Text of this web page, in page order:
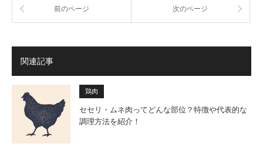
前のページ 次のページ
関連記事
鶏肉
セセリ・ムネ肉ってどんな部位？特徴や代表的な
調理方法を紹介！